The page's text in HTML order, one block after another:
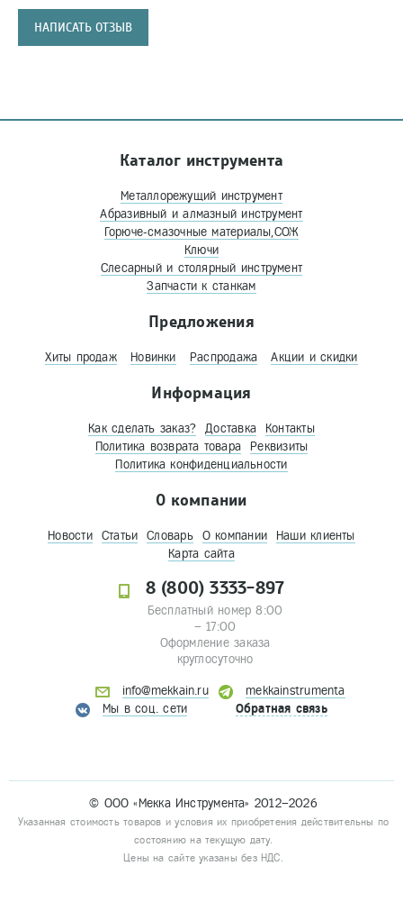
НАПИСАТЬ ОТЗЫВ
Каталог инструмента
Металлорежущий инструмент
Абразивный и алмазный инструмент
Горюче-смазочные материалы,СОЖ
Ключи
Слесарный и столярный инструмент
Запчасти к станкам
Предложения
Хиты продаж Новинки Распродажа Акции и скидки
Информация
Как сделать заказ? Доставка
Контакты
Политика возврата товара
Реквизиты
Политика конфиденциальности
О компании
Новости Статьи Словарь О компании
Наши клиенты
Карта сайта
8 (800) 3333-897
Бесплатный номер 8:00
– 17:00
Оформление заказа
круглосуточно
info@mekkain.ru
mekkainstrumenta
Мы в соц. сети
Обратная связь
© ООО «Мекка Инструмента» 2012–2026
Указанная стоимость товаров и условия их приобретения действительны по
состоянию на текущую дату.
Цены на сайте указаны без НДС.